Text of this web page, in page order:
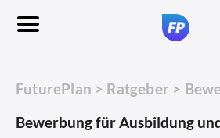
FuturePlan > Ratgeber >
Bewerbung für Ausbildung